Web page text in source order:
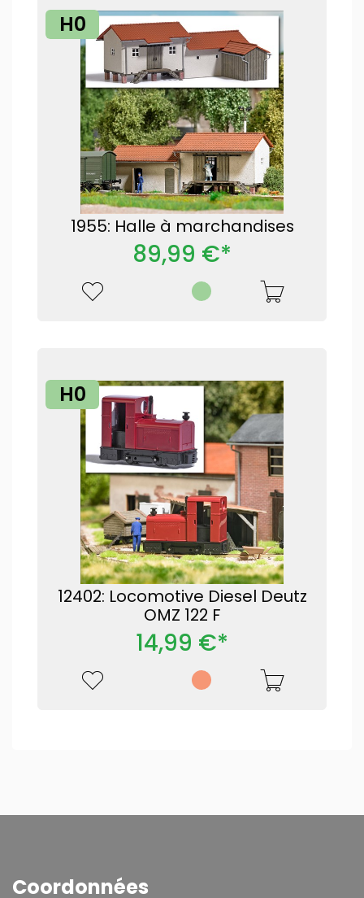
H0
1955: Halle à marchandises
89,99 €*
H0
12402: Locomotive Diesel Deutz
OMZ 122 F
14,99 €*
Coordonnées